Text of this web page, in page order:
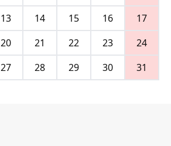
13 14 15 16
17
20 21 22 23
24
27 28 29 30 31